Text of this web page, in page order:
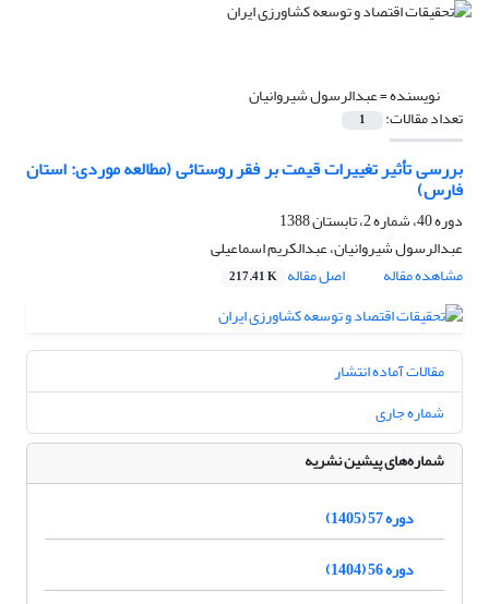
نویسنده =عبدالرسول شیروانیان
تعداد مقالات: 1
بررسی تأثیر تغییرات قیمت بر فقر روستائی (مطالعه موردی: استان
فارس)
دوره 40، شماره 2، تابستان 1388
عبدالرسول شیروانیان، عبدالکریم اسماعیلی
مشاهده مقاله
اصل مقاله 217.41 K
مقالات آماده انتشار
شماره جاری
شماره‌های پیشین نشریه
دوره 57 (1405)
دوره 56 (1404)